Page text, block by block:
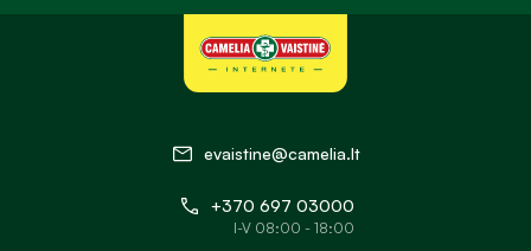
evaistine@camelia.lt
+370 697 03000
I-V 08:00 - 18:00